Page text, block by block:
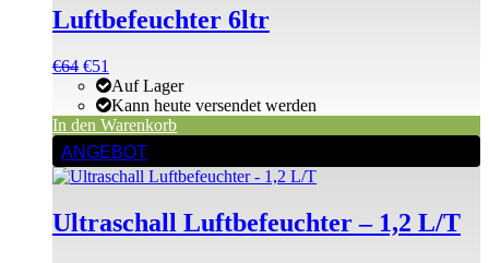
Luftbefeuchter 6ltr
Ursprünglicher
Preis
war:
€64
€64Aktueller
Preis
ist:
€64.
€51
Auf Lager
Kann heute versendet werden
In den Warenkorb
ANGEBOT
Ultraschall Luftbefeuchter – 1,2 L/T
Dieses
Produkt
weist
Varianten
auf.